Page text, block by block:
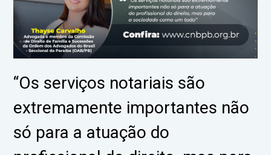
“Os serviços notariais são
extremamente importantes não
só para a atuação do